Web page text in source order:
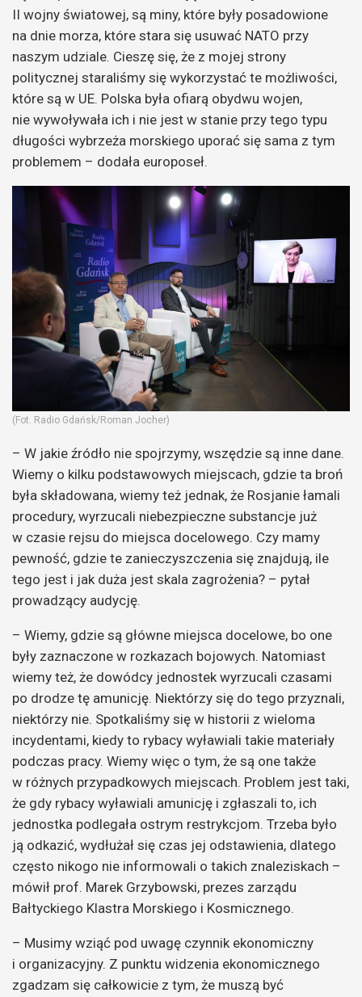
II wojny światowej, są miny, które były posadowione
na dnie morza, które stara się usuwać NATO przy
naszym udziale. Cieszę się, że z mojej strony
politycznej staraliśmy się wykorzystać te możliwości,
które są w UE. Polska była ofiarą obydwu wojen,
nie wywoływała ich i nie jest w stanie przy tego typu
długości wybrzeża morskiego uporać się sama z tym
problemem – dodała europoseł.
(Fot. Radio Gdańsk/Roman Jocher)
– W jakie źródło nie spojrzymy, wszędzie są inne dane.
Wiemy o kilku podstawowych miejscach, gdzie ta broń
była składowana, wiemy też jednak, że Rosjanie łamali
procedury, wyrzucali niebezpieczne substancje już
w czasie rejsu do miejsca docelowego. Czy mamy
pewność, gdzie te zanieczyszczenia się znajdują, ile
tego jest i jak duża jest skala zagrożenia? – pytał
prowadzący audycję.
– Wiemy, gdzie są główne miejsca docelowe, bo one
były zaznaczone w rozkazach bojowych. Natomiast
wiemy też, że dowódcy jednostek wyrzucali czasami
po drodze tę amunicję. Niektórzy się do tego przyznali,
niektórzy nie. Spotkaliśmy się w historii z wieloma
incydentami, kiedy to rybacy wyławiali takie materiały
podczas pracy. Wiemy więc o tym, że są one także
w różnych przypadkowych miejscach. Problem jest taki,
że gdy rybacy wyławiali amunicję i zgłaszali to, ich
jednostka podlegała ostrym restrykcjom. Trzeba było
ją odkazić, wydłużał się czas jej odstawienia, dlatego
często nikogo nie informowali o takich znaleziskach –
mówił prof. Marek Grzybowski, prezes zarządu
Bałtyckiego Klastra Morskiego i Kosmicznego.
– Musimy wziąć pod uwagę czynnik ekonomiczny
i organizacyjny. Z punktu widzenia ekonomicznego
zgadzam się całkowicie z tym, że muszą być